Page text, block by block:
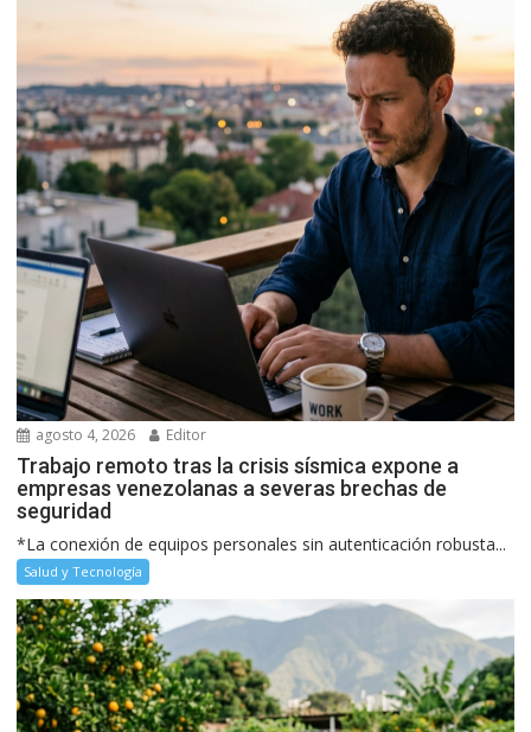
agosto 4, 2026 Editor
Trabajo remoto tras la crisis sísmica expone a
empresas venezolanas a severas brechas de
seguridad
*La conexión de equipos personales sin autenticación robusta...
Salud y Tecnología